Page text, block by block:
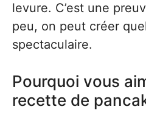
levure. C’est une
peu, on peut créer
spectaculaire.
Pourquoi vous
recette de